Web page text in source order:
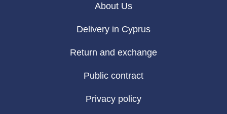
About Us
Delivery in Cyprus
Return and exchange
Public contract
Privacy policy